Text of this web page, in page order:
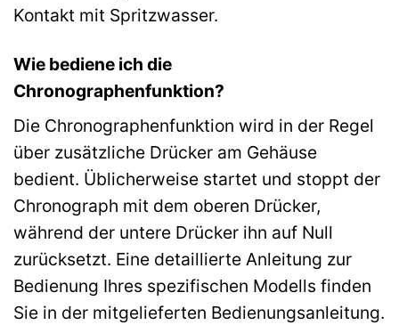
Kontakt mit Spritzwasser.
Wie bediene ich die
Chronographenfunktion?
Die Chronographenfunktion wird in der Regel
über zusätzliche Drücker am Gehäuse
bedient. Üblicherweise startet und stoppt der
Chronograph mit dem oberen Drücker,
während der untere Drücker ihn auf Null
zurücksetzt. Eine detaillierte Anleitung zur
Bedienung Ihres spezifischen Modells finden
Sie in der mitgelieferten Bedienungsanleitung.